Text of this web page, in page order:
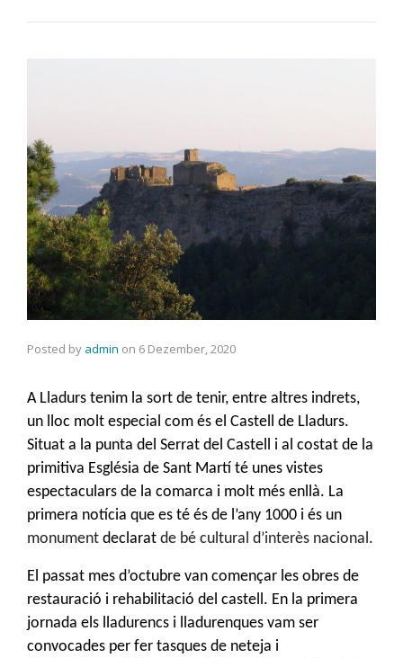
Posted by admin on 6 Dezember, 2020
A Lladurs tenim la sort de tenir, entre altres indrets,
un lloc molt especial com és el Castell de Lladurs.
Situat a la punta del Serrat del Castell i al costat de la
primitiva Església de Sant Martí té unes vistes
espectaculars de la comarca i molt més enllà. La
primera notícia que es té és de l’any 1000 i és un
monument declarat de bé cultural d’interès nacional.
El passat mes d’octubre van començar les obres de
restauració i rehabilitació del castell. En la primera
jornada els lladurencs i lladurenques vam ser
convocades per fer tasques de neteja i